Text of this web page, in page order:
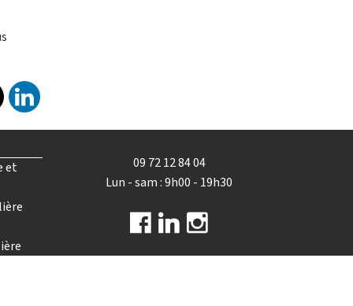
et
09 72 12 84 04
Lun - sam : 9h00 - 19h30